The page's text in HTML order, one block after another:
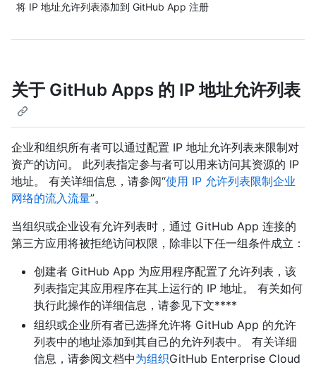
将 IP 地址允许列表添加到 GitHub App 注册
关于 GitHub Apps 的 IP 地址允许列表
企业和组织所有者可以通过配置 IP 地址允许列表来限制对
资产的访问。 此列表指定参与者可以用来访问其资源的 IP
地址。 有关详细信息，请参阅“使用 IP 允许列表限制企业
网络的流入流量”。
当组织或企业设有允许列表时，通过 GitHub App 连接的
第三方应用将被拒绝访问权限，除非以下任一组条件成立：
创建者 GitHub App 为应用程序配置了允许列表，该
列表指定其应用程序在其上运行的 IP 地址。 有关如何
执行此操作的详细信息，请参见下文****
组织或企业所有者已选择允许将 GitHub App 的允许
列表中的地址添加到其自己的允许列表中。 有关详细
信息，请参阅文档中为组织GitHub Enterprise Cloud